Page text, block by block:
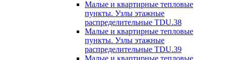
Малые и квартирные тепловые
пункты. Узлы этажные
распределительные TDU.38
Малые и квартирные тепловые
пункты. Узлы этажные
распределительные TDU.39
Малые и квартирные тепловые